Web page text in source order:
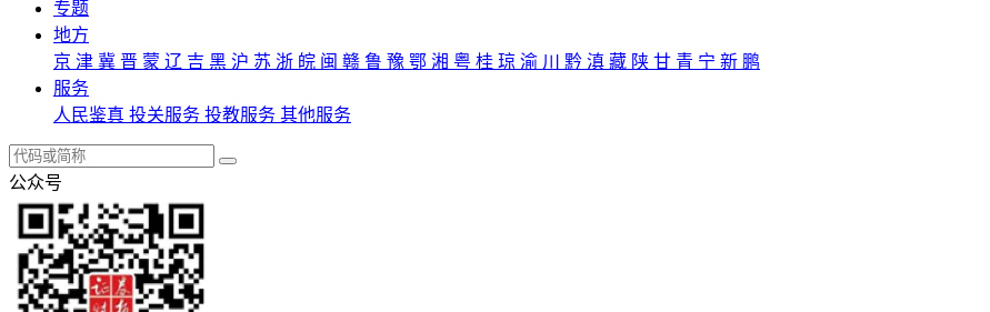
专题
地方
京 津 冀 晋 蒙 辽 吉 黑 沪 苏 浙 皖 闽 赣 鲁 豫 鄂 湘 粤 桂 琼 渝 川 黔 滇 藏 陕 甘 青 宁 新 鹏
服务
人民鉴真 投关服务 投教服务 其他服务
公众号